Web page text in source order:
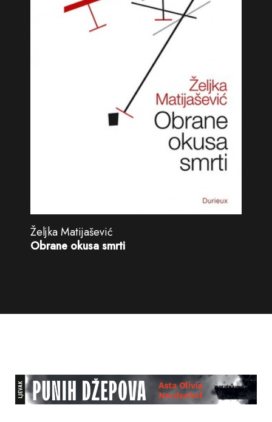
Željka Matijašević
Obrane okusa smrti